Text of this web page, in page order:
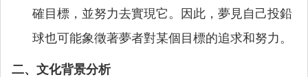
確目標，並努力去實現它。因此，夢見自己投鉛
球也可能象徵著夢者對某個目標的追求和努力。
二、文化背景分析